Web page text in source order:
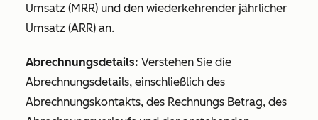
Umsatz (MRR) und den wiederkehrender jährlicher
Umsatz (ARR) an.
Abrechnungsdetails: Verstehen Sie die
Abrechnungsdetails, einschließlich des
Abrechnungskontakts, des Rechnungs Betrag, des